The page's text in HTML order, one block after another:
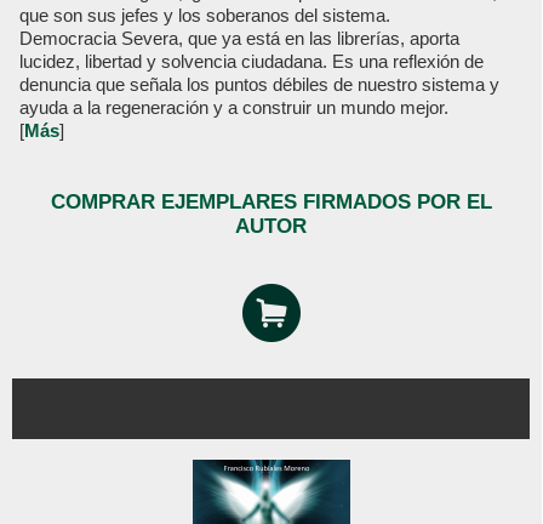
que son sus jefes y los soberanos del sistema.
Democracia Severa, que ya está en las librerías, aporta
lucidez, libertad y solvencia ciudadana. Es una reflexión de
denuncia que señala los puntos débiles de nuestro sistema y
ayuda a la regeneración y a construir un mundo mejor.
[Más]
COMPRAR EJEMPLARES FIRMADOS POR EL
AUTOR